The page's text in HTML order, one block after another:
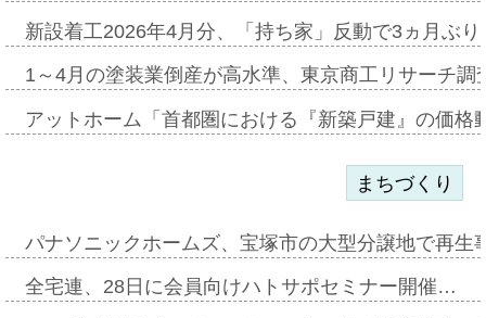
新設着工2026年4月分、「持ち家」反動で3ヵ月ぶ
1～4月の塗装業倒産が高水準、東京商工リサーチ
アットホーム「首都圏における『新築戸建』の価
まちづくり
パナソニックホームズ、宝塚市の大型分譲地で再
全宅連、28日に会員向けハトサポセミナー開催…